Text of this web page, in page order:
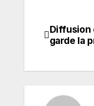
Diffusion
garde la